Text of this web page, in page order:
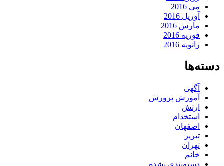
می 2016
آوریل 2016
مارس 2016
فوریه 2016
ژانویه 2016
دسته‌ها
آگهی
آموزش پرورش
ارتش
استخدام
اصفهان
تبریز
تهران
خانم
دسته‌بندی نشده